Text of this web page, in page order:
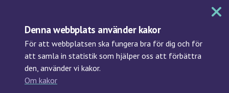
Denna webbplats använder kakor
För att webbplatsen ska fungera bra för dig och för
att samla in statistik som hjälper oss att förbättra
den, använder vi kakor.
Om kakor
/Forskning/ Tjänstekarta